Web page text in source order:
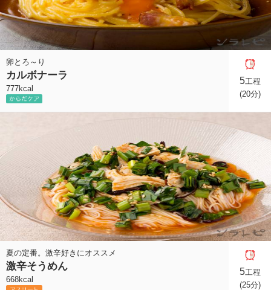
卵とろ～り
カルボナーラ
777kcal
5工程
(20分)
夏の定番。激辛好きにオススメ
激辛そうめん
668kcal
5工程
(25分)